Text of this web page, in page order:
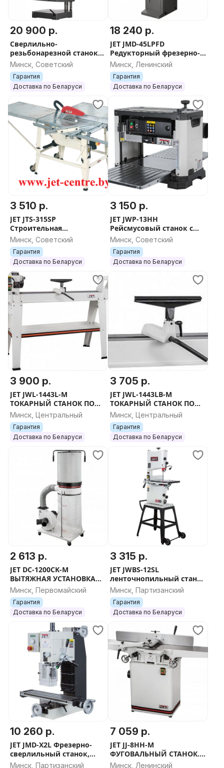
20 900 р.
Сверлильно-
резьбонарезной станок
FLOTT TB 15 Plus пр-во
Германия ''FLOTT''.
Cтанки ''СТАНОК'
Минск, Советский
Гарантия
Доставка по Беларуси
18 240 р.
JET JMD-45LPFD
Редукторный фрезерно-
сверлильный станок.
Фрезер. Станки покупают
тут. JET. Оборудован
Минск, Ленинский
Гарантия
Доставка по Беларуси
3 510 р.
JET JTS-315SP
Строительная
циркулярная пила. ''ПИЛ
Минск, Советский
Гарантия
Доставка по Беларуси
3 150 р.
JET JWP-13HH
Рейсмусовый станок с
сегментированным
валом. ''РЕЙСМУС
МИНСК''.
Минск, Советский
Гарантия
Доставка по Беларуси
3 900 р.
JET JWL-1443L-M
ТОКАРНЫЙ СТАНОК ПО
ДЕРЕВУ Артикул:
10000501LM. ''Токарные
станки JET''. СТАНКИ. Тока
Минск, Центральный
Гарантия
Доставка по Беларуси
3 705 р.
JET JWL-1443LB-M
ТОКАРНЫЙ СТАНОК ПО
ДЕРЕВУ. Станки в Минске.
''Токарные станки
покупают JET''
Минск, Центральный
Гарантия
Доставка по Беларуси
2 613 р.
JET DC-1200CK-M
ВЫТЯЖНАЯ УСТАНОВКА
230 В Артикул:
10000078M. Вытяжки в
Минске покупают JET.
''Станки
Минск, Первомайский
Гарантия
Доставка по Беларуси
3 315 р.
JET JWBS-12SL
ленточнопильный станок
230 В Артикул: JT1-435.
''JET''. ЛЕНТОЧНАЯ ПИЛА.
Станок. ''Пилы
Минск, Партизанский
Гарантия
Доставка по Беларуси
10 260 р.
JET JMD-X2L Фрезерно-
сверлильный станок,
''Фрезерно-сверлильный
Минск, Партизанский
7 059 р.
JET JJ-8HH-M
ФУГОВАЛЬНЫЙ СТАНОК.
''СТАНОК''
Минск, Ленинский